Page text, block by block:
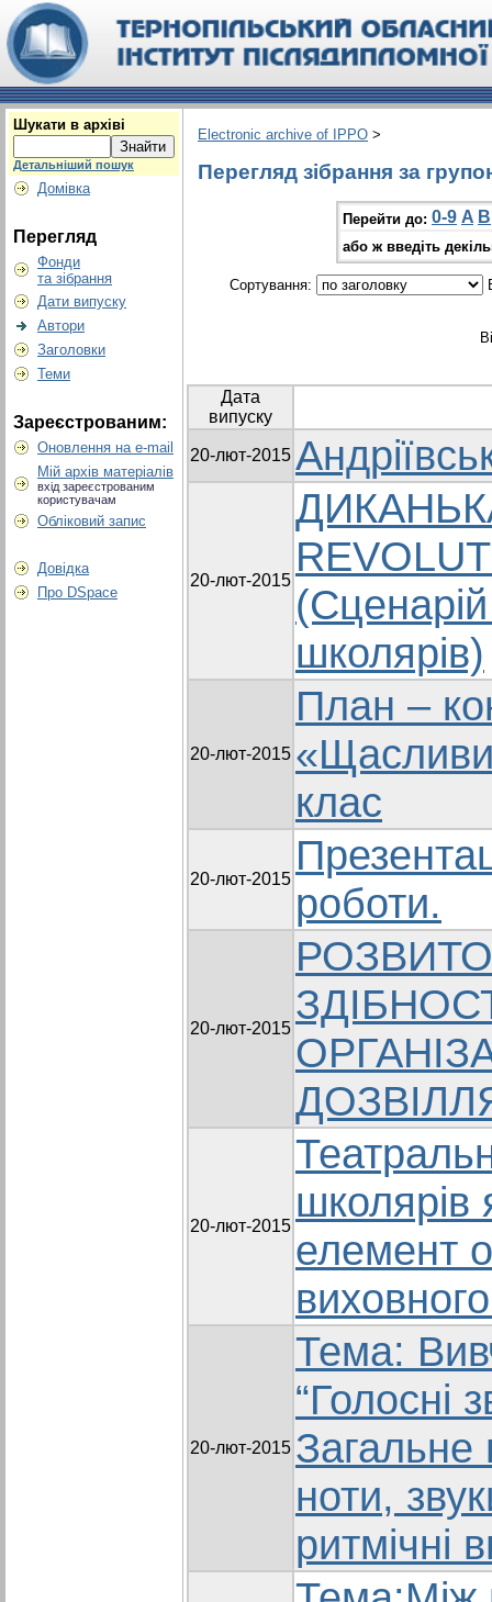
Шукати в архіві
Детальніший пошук
Домівка
Перегляд
Фонди
та зібрання
Дати випуску
Автори
Заголовки
Теми
Зареєстрованим:
Оновлення на e-mail
Мій архів матеріалів
вхід зареєстрованим
користувачам
Обліковий запис
Довідка
Про DSpace
Electronic archive of IPPO >
Перегляд зібрання за
Перейти до: 0-9 A B
або ж введіть
Сортування:
Дата
випуску
20-лют-2015
20-лют-2015
школярів)
20-лют-2015
План –
клас
20-лют-2015
роботи.
20-лют-2015
20-лют-2015
школярів
елемент
20-лют-2015
Тема:
“Голосні
Загальне
ноти,
ритмічні